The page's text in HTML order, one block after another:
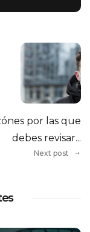
por las que
debes revisar...
Next post